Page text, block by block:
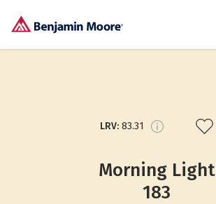
LRV: 83.31
Morning Light
183